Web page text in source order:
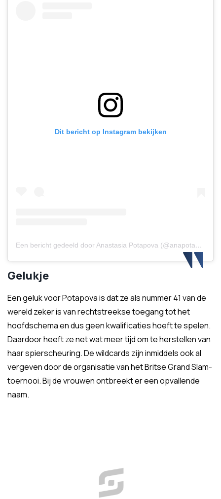
Dit bericht op Instagram bekijken
Een bericht gedeeld door Anastasia Potapova (@anapotapovaa)
Gelukje
Een geluk voor Potapova is dat ze als nummer 41 van de
wereld zeker is van rechtstreekse toegang tot het
hoofdschema en dus geen kwalificaties hoeft te spelen.
Daardoor heeft ze net wat meer tijd om te herstellen van
haar spierscheuring. De wildcards zijn inmiddels ook al
vergeven door de organisatie van het Britse Grand Slam-
toernooi. Bij de vrouwen ontbreekt er een opvallende
naam.